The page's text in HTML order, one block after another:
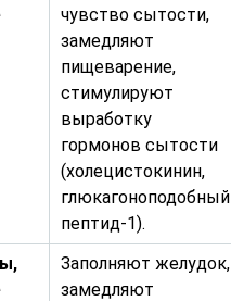
чувство сытости,
замедляют
пищеварение,
стимулируют
выработку
гормонов сытости
(холецистокинин,
глюкагоноподобный
пептид-1).
Заполняют желудок,
замедляют